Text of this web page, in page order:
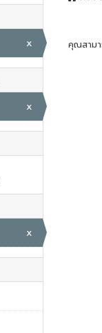
x
x
x
คุณสามา